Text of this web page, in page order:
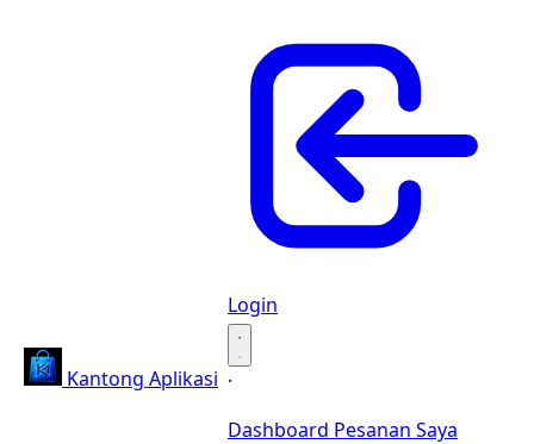
Kantong Aplikasi
Login
·
·
Dashboard Pesanan Saya